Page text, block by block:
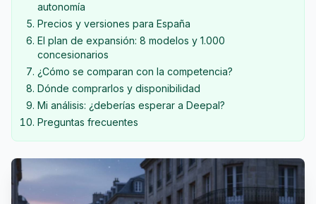
autonomía
Precios y versiones para España
El plan de expansión: 8 modelos y 1.000
concesionarios
¿Cómo se comparan con la competencia?
Dónde comprarlos y disponibilidad
Mi análisis: ¿deberías esperar a Deepal?
Preguntas frecuentes